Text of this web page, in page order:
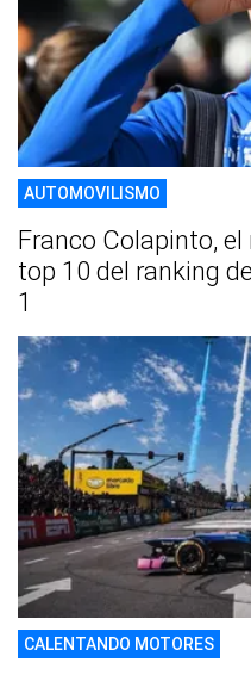
AUTOMOVILISMO
Franco Colapinto,
top 10 del ranking
1
CALENTANDO MOTORES